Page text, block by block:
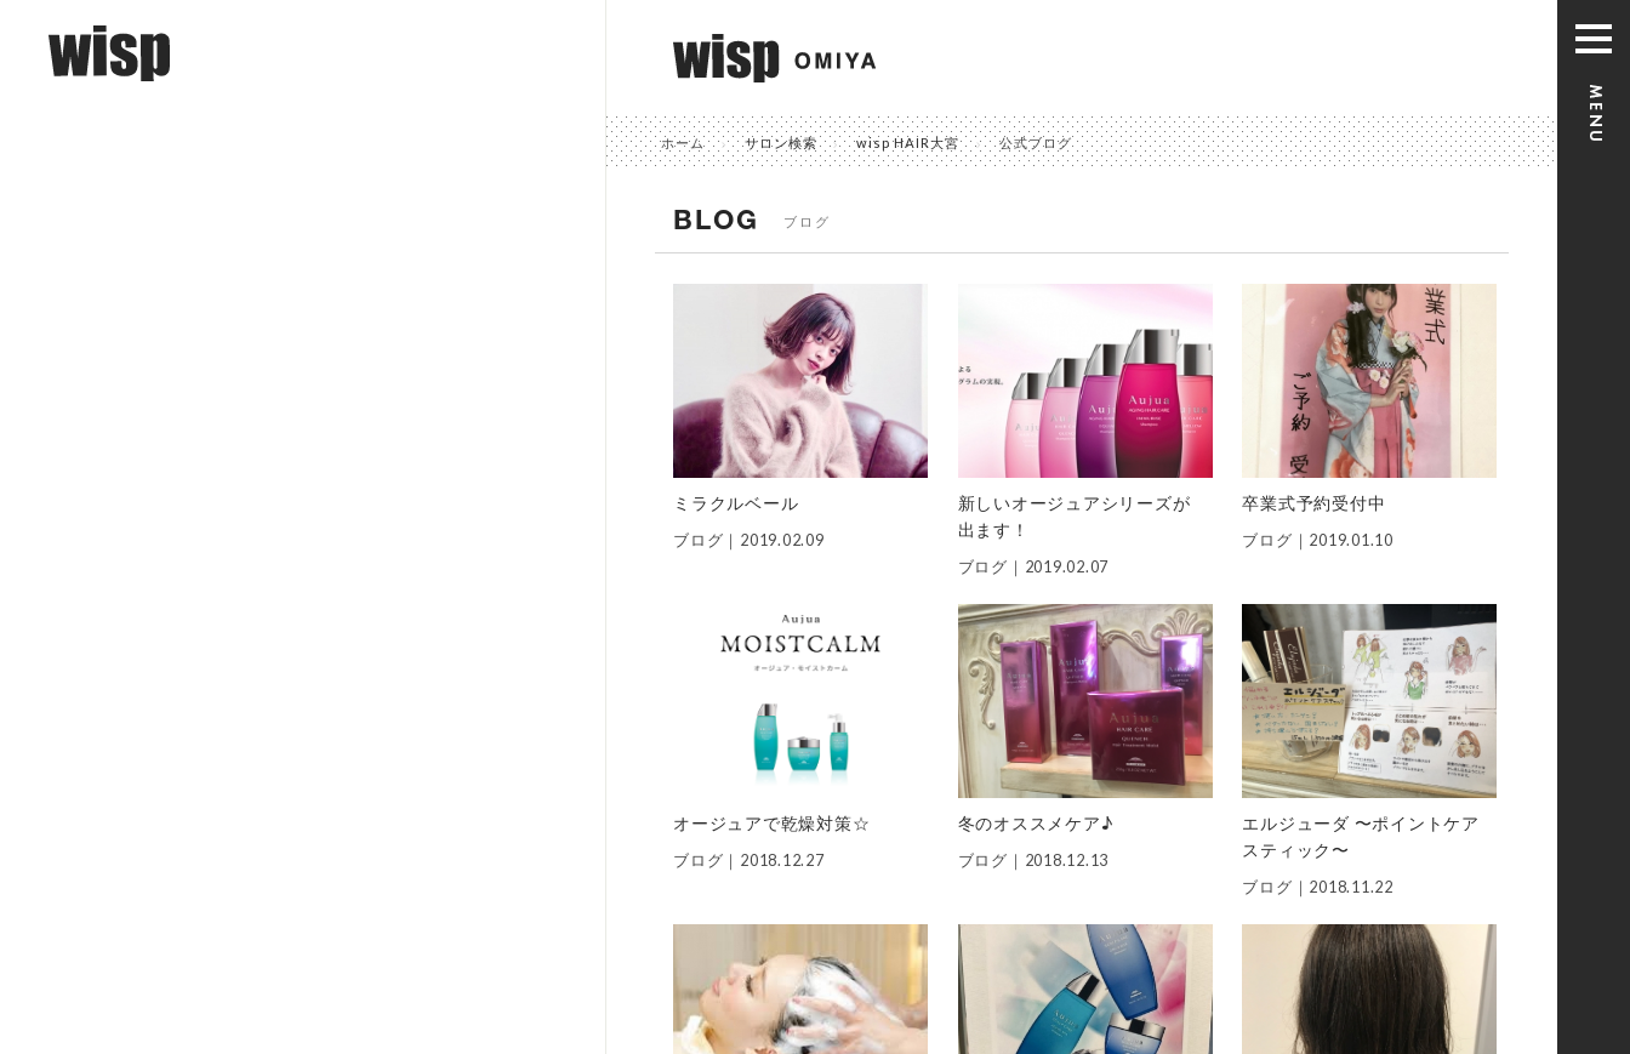
ホーム サロン検索 wisp HAIR大宮 公式ブログ
BLOG ブログ
ミラクルベール
ブログ｜ 2019.02.09
新しいオージュアシリーズが
出ます！
ブログ｜ 2019.02.07
卒業式予約受付中
ブログ｜ 2019.01.10
オージュアで乾燥対策☆
ブログ｜ 2018.12.27
冬のオススメケア♪
ブログ｜ 2018.12.13
エルジューダ 〜ポイントケア
スティック〜
ブログ｜ 2018.11.22